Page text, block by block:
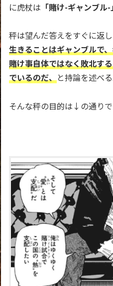
に虎杖は 「賭け-ギャンブル-」
秤は望んだ答えをすぐに返
生きることはギャンブルで
賭け事自体ではなく敗北す
でいるのだ、と持論を述べる
そんな秤の目的は↓の通りで